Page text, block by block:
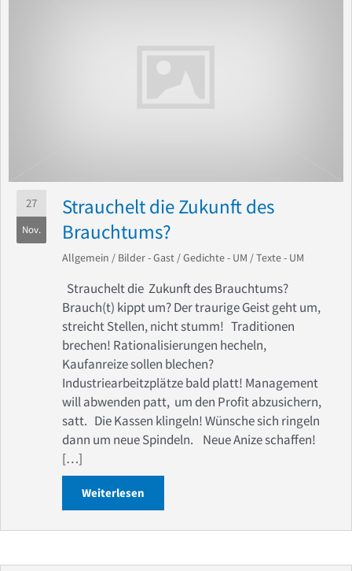
27
Nov.
Strauchelt die Zukunft des
Brauchtums?
Allgemein / Bilder - Gast /Gedichte - UM /Texte - UM
Strauchelt die Zukunft des Brauchtums?
Brauch(t) kippt um? Der traurige Geist geht um,
streicht Stellen, nicht stumm! Traditionen
brechen! Rationalisierungen hecheln,
Kaufanreize sollen blechen?
Industriearbeitzplätze bald platt! Management
will abwenden patt, um den Profit abzusichern,
satt. Die Kassen klingeln! Wünsche sich ringeln
dann um neue Spindeln. Neue Anize schaffen!
[…]
Weiterlesen